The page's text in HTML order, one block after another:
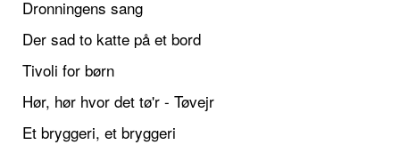
Dronningens sang
Der sad to katte på et bord
Tivoli for børn
Hør, hør hvor det tø'r - Tøvejr
Et bryggeri, et bryggeri